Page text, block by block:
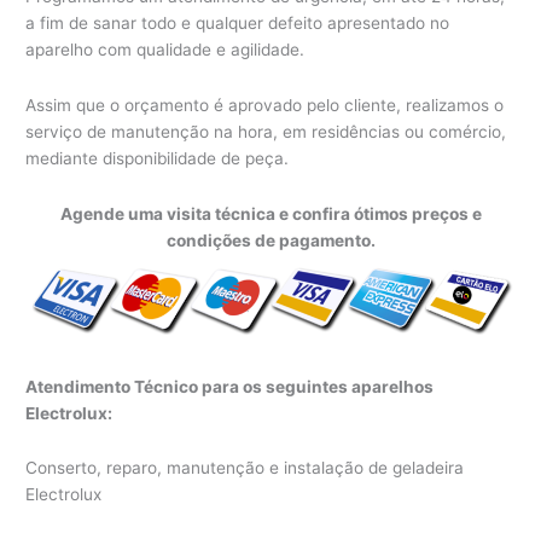
a fim de sanar todo e qualquer defeito apresentado no
aparelho com qualidade e agilidade.
Assim que o orçamento é aprovado pelo cliente, realizamos o
serviço de manutenção na hora, em residências ou comércio,
mediante disponibilidade de peça.
Agende uma visita técnica e confira ótimos preços e
condições de pagamento.
Atendimento Técnico para os seguintes aparelhos
Electrolux:
Conserto, reparo, manutenção e instalação de geladeira
Electrolux